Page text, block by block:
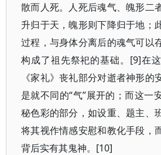
散而人死。人死后魂气、魄形二
升归于天，魄形则下降归于地；
过程，与身体分离后的魂气可以
构成了祖先祭祀的基础。[9]在
《家礼》丧礼部分对逝者神形的
是就不同的“气”展开的；而这一
秘色彩的部分，如设重、题主、
将其视作情感安慰和教化手段，
背后实有其鬼神。[10]